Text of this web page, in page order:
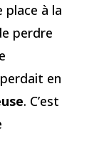
place à la
perdre
en
. C’est